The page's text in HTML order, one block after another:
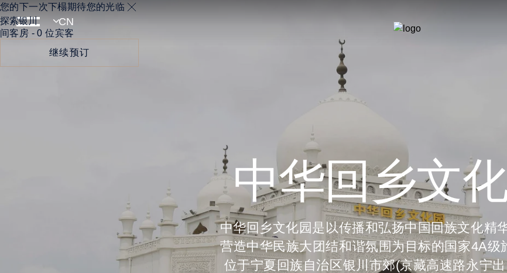
中华回乡文
中华回乡文化园是以传播和弘扬中国回族文化精
营造中华民族大团结和谐氛围为目标的国家4A级
位于宁夏回族自治区银川市郊(京藏高速路永宁
您的下一次下榻期待您的光临
探索银川
间客房 - 0 位宾客
继续预订